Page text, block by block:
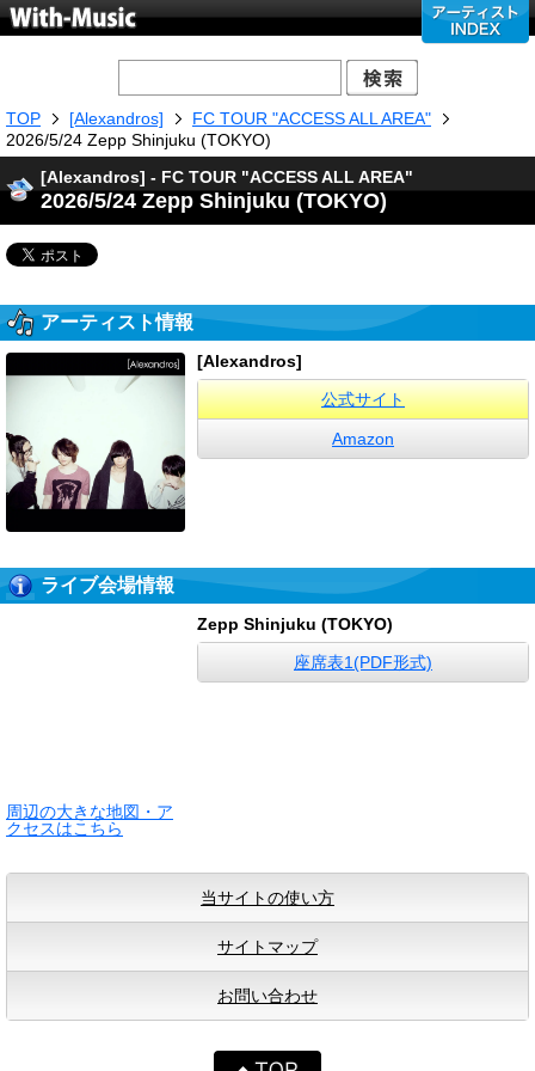
TOP [Alexandros]
FC TOUR "ACCESS ALL AREA"
2026/5/24 Zepp Shinjuku (TOKYO)
[Alexandros] - FC TOUR "ACCESS ALL AREA"
2026/5/24 Zepp Shinjuku (TOKYO)
アーティスト情報
[Alexandros]
公式サイト
Amazon
ライブ会場情報
周辺の大きな地図・ア
クセスはこちら
Zepp Shinjuku (TOKYO)
座席表1(PDF形式)
当サイトの使い方
サイトマップ
お問い合わせ